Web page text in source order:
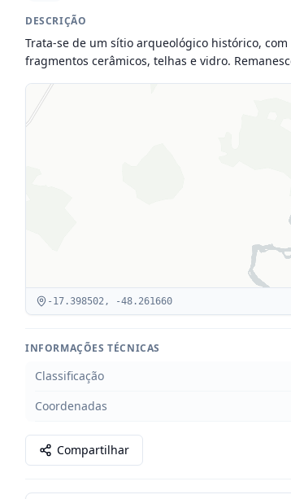
DESCRIÇÃO
Trata-se de um sítio arqueológico histórico,
fragmentos cerâmicos, telhas e vidro.
-17.398502, -48.261660
INFORMAÇÕES TÉCNICAS
Classificação
Coordenadas
Compartilhar